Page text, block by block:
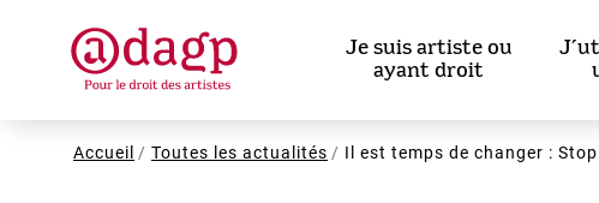
Je suis artiste ou
ayant droit
Fil
Accueil Toutes les actualités Il est temps de changer :